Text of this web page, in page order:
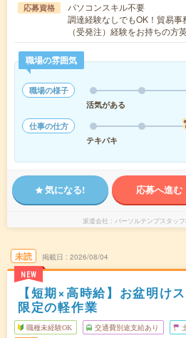
応募資格
パソコンスキル不要
調達経験なしでもOK！貿易
（受発注）経験をお持ちの
職場の雰囲気
職場の様子
活気がある
仕事の仕方
テキパキ
気になる! 応募へ進む
派遣会社 パーソルテンプスタッ
未読
NEW
掲載日 2026/08/04
【短期×高時給】お盆明け
限定の軽作業
職種未経験OK 交通費別途支給あり